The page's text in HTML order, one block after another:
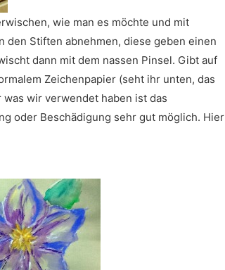
wie man es möchte und mit
den Stiften abnehmen, diese geben einen
dann mit dem nassen Pinsel. Gibt auf
Zeichenpapier (seht ihr unten, das
wir verwendet haben ist das
oder Beschädigung sehr gut möglich. Hier